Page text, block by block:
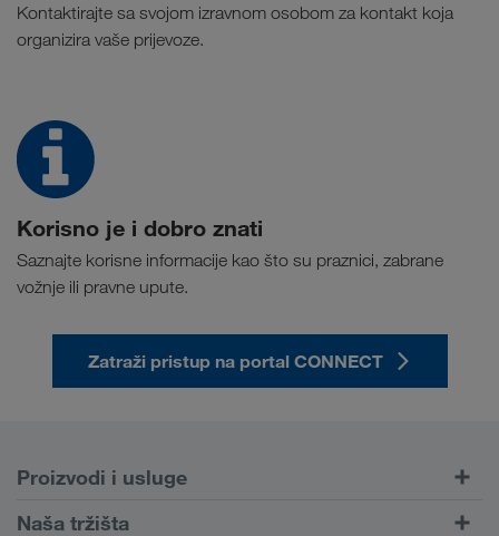
Kontaktirajte sa svojom izravnom osobom za kontakt koja
organizira vaše prijevoze.
Korisno je i dobro znati
Saznajte korisne informacije kao što su praznici, zabrane
vožnje ili pravne upute.
Zatraži pristup na portal CONNECT
Proizvodi i usluge
Cestovni prijevoz
Naša tržišta